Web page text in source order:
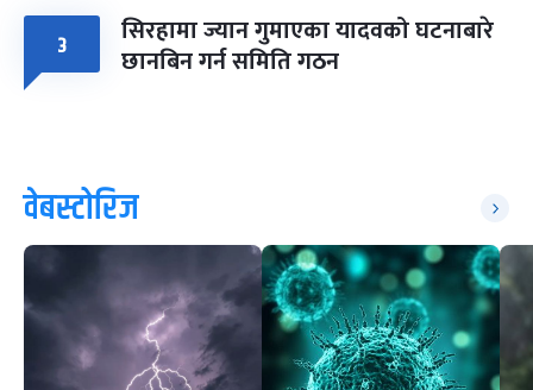
३ सिरहामा ज्यान गुमाएका यादवको घटनाबारे
छानबिन गर्न समिति गठन
वेबस्टोरिज